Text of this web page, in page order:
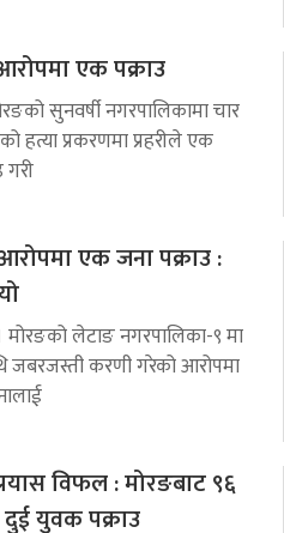
एक पक्राउ
सुनवर्षी नगरपालिकामा चार
हत्या प्रकरणमा प्रहरीले एक
गरी
एक जना पक्राउ :
लेटाङ नगरपालिका-९ मा
जबरजस्ती करणी गरेको आरोपमा
विफल : मोरङबाट ९६
युवक पक्राउ